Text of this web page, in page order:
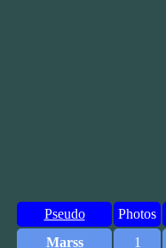
Pseudo Photos
Marss
1